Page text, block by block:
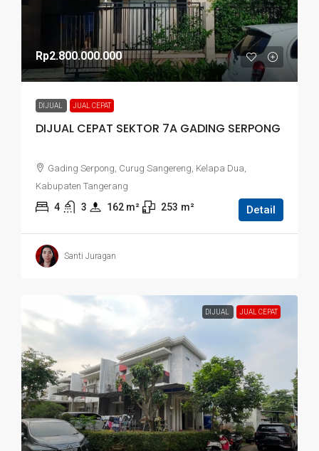
Rp2.800.000.000
DIJUAL JUAL CEPAT
DIJUAL CEPAT SEKTOR 7A GADING SERPONG
Gading Serpong, Curug Sangereng, Kelapa Dua,
Kabupaten Tangerang
4 3 162 m² 253 m² Detail
Santi Juragan
DIJUAL JUAL CEPAT